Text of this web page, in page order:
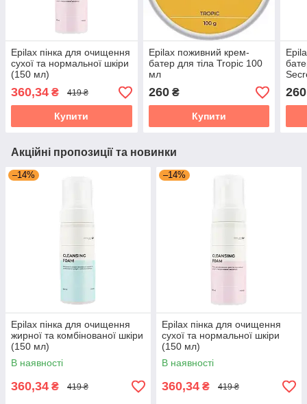
Epilax пінка для очищення
сухої та нормальної шкіри
(150 мл)
360,34 ₴ 419 ₴
Купити
Epilax поживний крем-
батер для тіла Tropic 100
мл
260₴
Купити
260
Акційні пропозиції та новинки
–14%
Epilax пінка для очищення
жирної та комбінованої шкіри
(150 мл)
В наявності
360,34 ₴ 419 ₴
–14%
Epilax пінка для очищення
сухої та нормальної шкіри
(150 мл)
В наявності
360,34 ₴ 419 ₴